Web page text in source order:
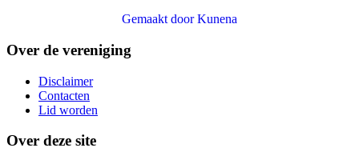
Gemaakt doorKunena
Over de vereniging
Disclaimer
Contacten
Lid worden
Over deze site